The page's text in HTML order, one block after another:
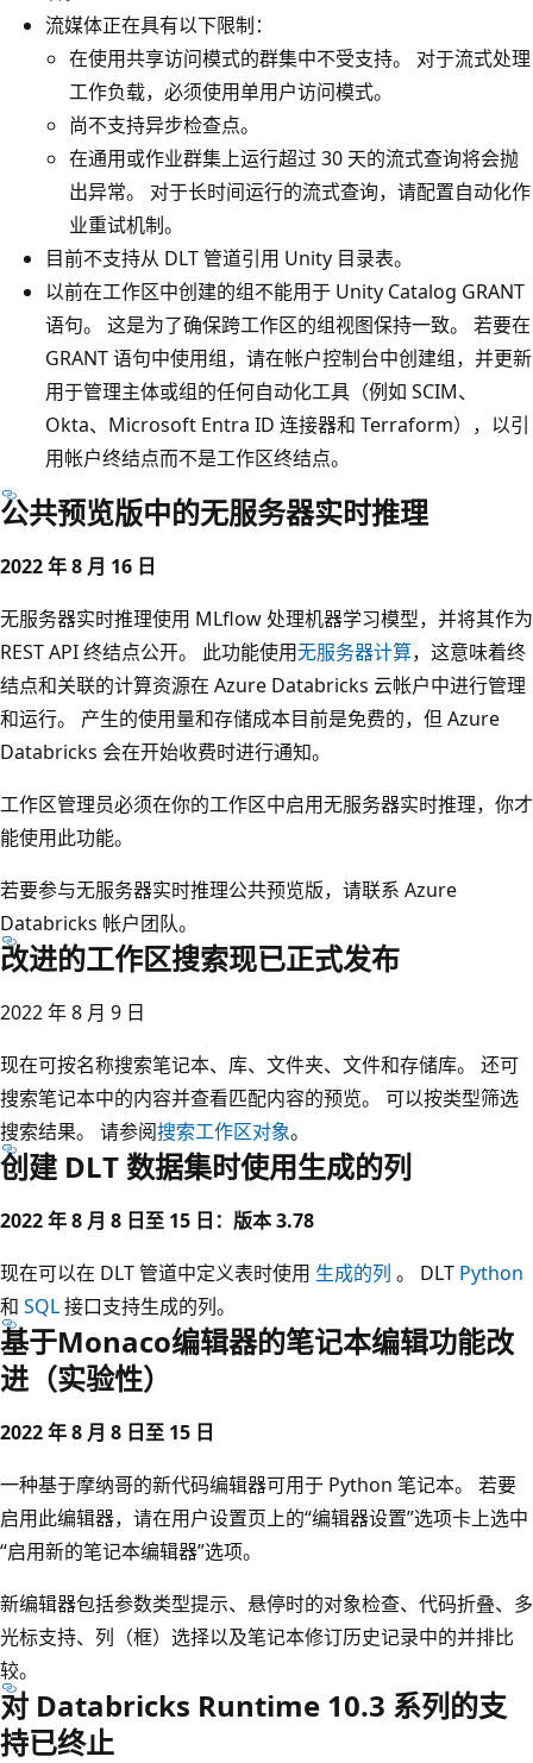
流媒体正在具有以下限制：
在使用共享访问模式的群集中不受支持。 对于流式处理
工作负载，必须使用单用户访问模式。
尚不支持异步检查点。
在通用或作业群集上运行超过 30 天的流式查询将会抛
出异常。 对于长时间运行的流式查询，请配置自动化作
业重试机制。
目前不支持从 DLT 管道引用 Unity 目录表。
以前在工作区中创建的组不能用于 Unity Catalog GRANT
语句。 这是为了确保跨工作区的组视图保持一致。 若要在
GRANT 语句中使用组，请在帐户控制台中创建组，并更新
用于管理主体或组的任何自动化工具（例如 SCIM、
Okta、Microsoft Entra ID 连接器和 Terraform），以引
用帐户终结点而不是工作区终结点。
公共预览版中的无服务器实时推理
2022 年 8 月 16 日
无服务器实时推理使用 MLflow 处理机器学习模型，并将其作为
REST API 终结点公开。 此功能使用无服务器计算，这意味着终
结点和关联的计算资源在 Azure Databricks 云帐户中进行管理
和运行。 产生的使用量和存储成本目前是免费的，但 Azure
Databricks 会在开始收费时进行通知。
工作区管理员必须在你的工作区中启用无服务器实时推理，你才
能使用此功能。
若要参与无服务器实时推理公共预览版，请联系 Azure
Databricks 帐户团队。
改进的工作区搜索现已正式发布
2022 年 8 月 9 日
现在可按名称搜索笔记本、库、文件夹、文件和存储库。 还可
搜索笔记本中的内容并查看匹配内容的预览。 可以按类型筛选
搜索结果。 请参阅搜索工作区对象。
创建 DLT 数据集时使用生成的列
2022 年 8 月 8 日至 15 日：版本 3.78
现在可以在 DLT 管道中定义表时使用 生成的列 。 DLT Python
和 SQL接口支持生成的列。
基于Monaco编辑器的笔记本编辑功能改
进（实验性）
2022 年 8 月 8 日至 15 日
一种基于摩纳哥的新代码编辑器可用于 Python 笔记本。 若要
启用此编辑器，请在用户设置页上的“编辑器设置”选项卡上选中
“启用新的笔记本编辑器”选项。
新编辑器包括参数类型提示、悬停时的对象检查、代码折叠、多
光标支持、列（框）选择以及笔记本修订历史记录中的并排比
较。
对 Databricks Runtime 10.3 系列的支
持已终止